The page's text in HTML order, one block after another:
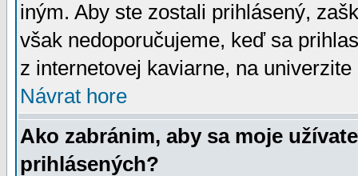
iným. Aby ste zostali prihlásený,
však nedoporučujeme, keď sa
z internetovej kaviarne, na univerzite
Návrat hore
Ako zabránim, aby sa moje
prihlásených?